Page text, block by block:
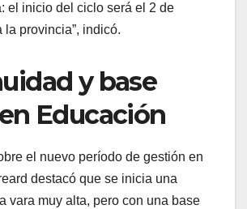
el inicio del ciclo será el 2 de
la provincia”, indicó.
y base
Educación
el nuevo período de gestión en
destacó que se inicia una
vara muy alta, pero con una base